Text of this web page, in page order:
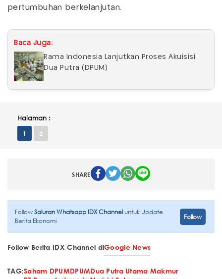
pertumbuhan berkelanjutan.
Baca Juga:
Rama Indonesia Lanjutkan Proses Akuisisi
Dua Putra (DPUM)
Halaman :
1 2
SHARE
FollowSaluran Whatsapp IDX Channeluntuk Update
Berita Ekonomi
Follow
Follow Berita IDX Channel diGoogle News
TAG:Saham DPUMDPUMDua Putra Utama Makmur